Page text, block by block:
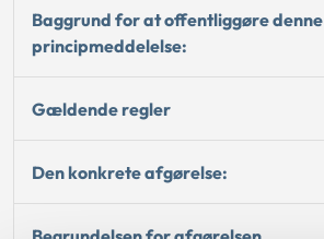
Baggrund for at offentliggøre denne
principmeddelelse:
Gældende regler
Den konkrete afgørelse: